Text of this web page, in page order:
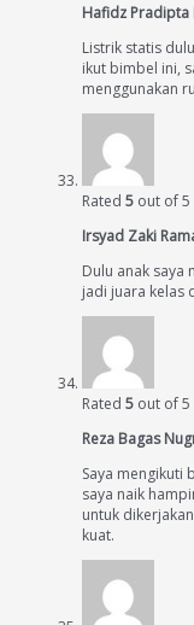
Hafidz Pradipta
Listrik statis
ikut bimbel ini,
menggunakan
Rated 5 out of 5
Irsyad Zaki
Dulu anak saya
jadi juara kelas
Rated 5 out of 5
Reza Bagas
Saya mengikuti
saya naik
untuk
kuat.